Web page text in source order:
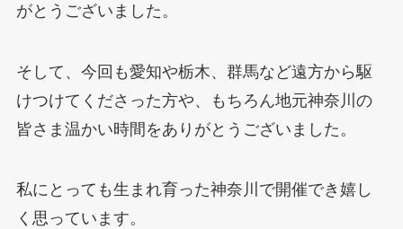
がとうございました。
そして、今回も愛知や栃木、群馬など遠方から駆
けつけてくださった方や、もちろん地元神奈川の
皆さま温かい時間をありがとうございました。
私にとっても生まれ育った神奈川で開催でき嬉し
く思っています。